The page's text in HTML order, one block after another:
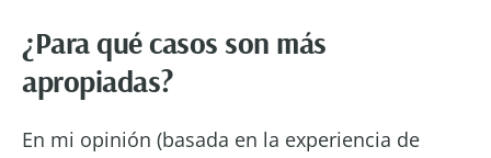
¿Para qué casos son más
apropiadas?
En mi opinión (basada en la experiencia de